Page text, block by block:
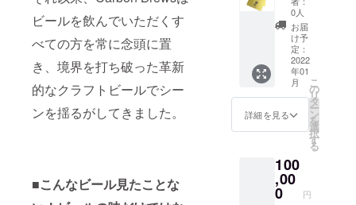
ビールを飲んでいただくす
べての方を常に念頭に置
き、境界を打ち破った革新
的なクラフトビールでシー
ンを揺るがしてきました。
■こんなビール見たことな
便の送
料も含
まれて
いま
す。
け取り
とさせ
ていた
だきま
す。 ※
引き換
え番号
追って
メール
せて頂
きま
す。
さまに
ぜひ身
に着け
ていた
だきた
いと思
Carbon
Brews
だわり
制作し
まし
イズと
なりま
す。 ※
画像は
イメー
ジです
※有効期
限は
2022年
定して
おりま
す。 ※1
回のご
Free 6-
month
Pass】
〚半年
間有
効〛
Carbon
Brews
東京
タップ
ルーム
店時に
こちら
のゴー
ルド
0人
お届
け予
定：
2022
年01
月
詳細を見る
こ
の
リ
タ
ー
ン
を
選
択
す
る
100
,00
0 円